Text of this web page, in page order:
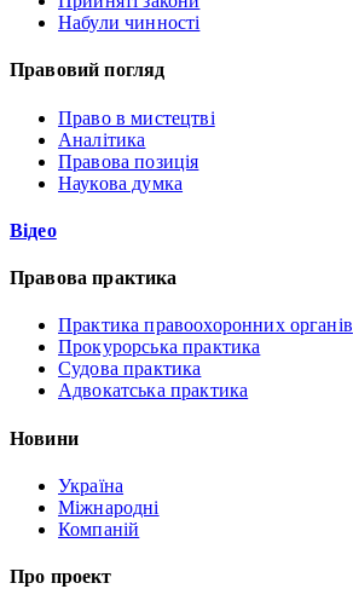
Набули чинності
Правовий погляд
Право в мистецтві
Аналітика
Правова позиція
Наукова думка
Відео
Правова практика
Практика правоохоронних органів
Прокурорська практика
Судова практика
Адвокатська практика
Новини
Україна
Міжнародні
Компаній
Про проект